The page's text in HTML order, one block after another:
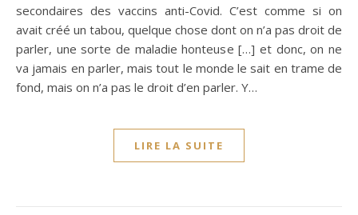
secondaires des vaccins anti-Covid. C’est comme si on
avait créé un tabou, quelque chose dont on n’a pas droit de
parler, une sorte de maladie honteuse […] et donc, on ne
va jamais en parler, mais tout le monde le sait en trame de
fond, mais on n’a pas le droit d’en parler. Y…
LIRE LA SUITE